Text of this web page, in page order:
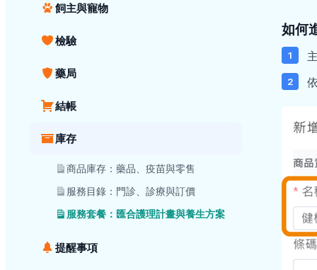
飼主與寵物
檢驗
藥局
結帳
庫存
商品庫存：藥品、疫苗與零售
服務目錄：門診、診療與訂價
服務套餐：匯合護理計畫與養生方案
提醒事項
如何